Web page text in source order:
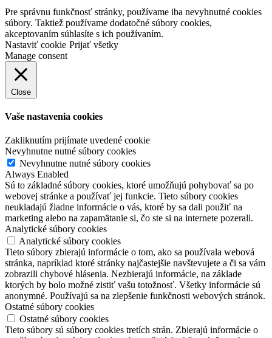
Pre správnu funkčnosť stránky, používame iba nevyhnutné cookies
súbory. Taktiež používame dodatočné súbory cookies,
akceptovaním súhlasíte s ich používaním.
Nastaviť cookie Prijať všetky
Manage consent
Close
Vaše nastavenia cookies
Zakliknutím prijímate uvedené cookie
Nevyhnutne nutné súbory cookies
Nevyhnutne nutné súbory cookies
Always Enabled
Sú to základné súbory cookies, ktoré umožňujú pohybovať sa po
webovej stránke a používať jej funkcie. Tieto súbory cookies
neukladajú žiadne informácie o vás, ktoré by sa dali použiť na
marketing alebo na zapamätanie si, čo ste si na internete pozerali.
Analytické súbory cookies
Analytické súbory cookies
Tieto súbory zbierajú informácie o tom, ako sa používala webová
stránka, napríklad ktoré stránky najčastejšie navštevujete a či sa vám
zobrazili chybové hlásenia. Nezbierajú informácie, na základe
ktorých by bolo možné zistiť vašu totožnosť. Všetky informácie sú
anonymné. Používajú sa na zlepšenie funkčnosti webových stránok.
Ostatné súbory cookies
Ostatné súbory cookies
Tieto súbory sú súbory cookies tretích strán. Zbierajú informácie o